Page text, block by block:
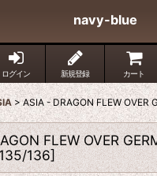
navy-blue
ログイン 新規登録 カート
> ASIA - DRAGON FLEW OVER
FLEW OVER
136]